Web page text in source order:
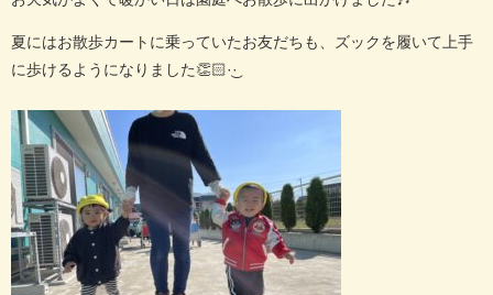
夏にはお散歩カートに乗っていたお友だちも、ズックを履いて上手
に歩けるようになりました👏🏻·͜·